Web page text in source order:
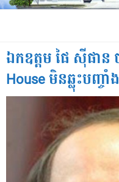
ឯកឧត្តម ផៃ ស៊ី​ផាន
House មិន​ឆ្លុះបញ្ច